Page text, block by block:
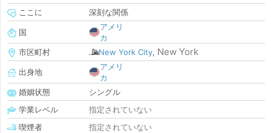
ここに
深刻な関係
国
アメリ
カ
市区町村
New York City, New York
出身地
アメリ
カ
婚姻状態
シングル
学業レベル
指定されていない
喫煙者
指定されていない